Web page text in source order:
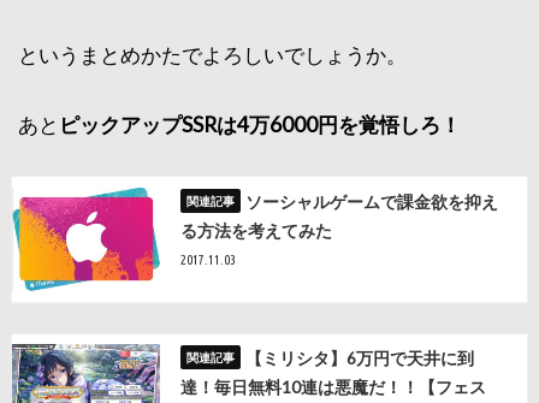
というまとめかたでよろしいでしょうか。
あと ピックアップSSRは4万6000円を覚悟しろ！
ソーシャルゲームで課金欲を抑え
る方法を考えてみた
2017.11.03
【ミリシタ】6万円で天井に到
達！毎日無料10連は悪魔だ！！【フェス